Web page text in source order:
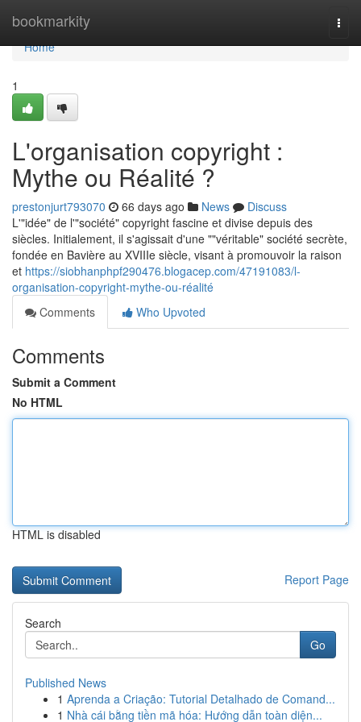
bookmarkity
Home
Home
1
L'organisation copyright :
Mythe ou Réalité ?
prestonjurt793070 66 days ago News
Discuss
L'"idée" de l'"société" copyright fascine et divise depuis des
siècles. Initialement, il s'agissait d'une ""véritable" société secrète,
fondée en Bavière au XVIIIe siècle, visant à promouvoir la raison
et https://siobhanphpf290476.blogacep.com/47191083/l-
organisation-copyright-mythe-ou-réalité
Comments
Who Upvoted
Comments
Submit a Comment
No HTML
HTML is disabled
Report Page
Search
Go
Published News
1 Aprenda a Criação: Tutorial Detalhado de Comand...
1 Nhà cái bằng tiền mã hóa: Hướng dẫn toàn diện...